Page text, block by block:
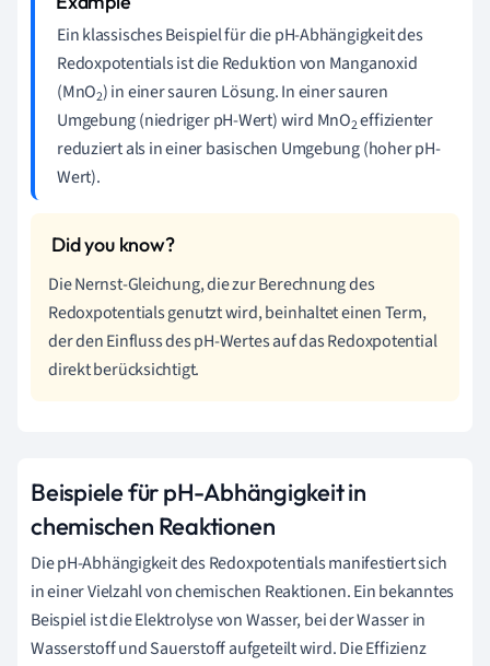
Ein klassisches Beispiel für die pH-Abhängigkeit des
Redoxpotentials ist die Reduktion von Manganoxid
(MnO2) in einer sauren Lösung. In einer sauren
Umgebung (niedriger pH-Wert) wird MnO2effizienter
reduziert als in einer basischen Umgebung (hoher pH-
Wert).
Die Nernst-Gleichung, die zur Berechnung des
Redoxpotentials genutzt wird, beinhaltet einen Term,
der den Einfluss des pH-Wertes auf das Redoxpotential
direkt berücksichtigt.
Beispiele für pH-Abhängigkeit in
chemischen Reaktionen
Die pH-Abhängigkeit des Redoxpotentials manifestiert sich
in einer Vielzahl von chemischen Reaktionen. Ein bekanntes
Beispiel ist die Elektrolyse von Wasser, bei der Wasser in
Wasserstoff und Sauerstoff aufgeteilt wird. Die Effizienz